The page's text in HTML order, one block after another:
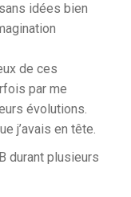
idées bien
de ces
par me
évolutions.
j’avais en tête.
durant plusieurs